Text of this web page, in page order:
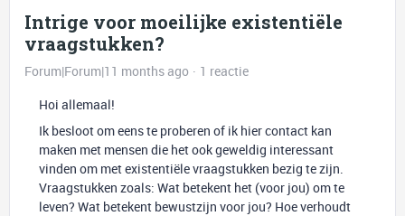
Intrige voor moeilijke existentiële
vraagstukken?
Forum|Forum|11 months ago
1 reactie
Hoi allemaal!
Ik besloot om eens te proberen of ik hier contact kan
maken met mensen die het ook geweldig interessant
vinden om met existentiële vraagstukken bezig te zijn.
Vraagstukken zoals: Wat betekent het (voor jou) om te
leven? Wat betekent bewustzijn voor jou? Hoe verhoudt